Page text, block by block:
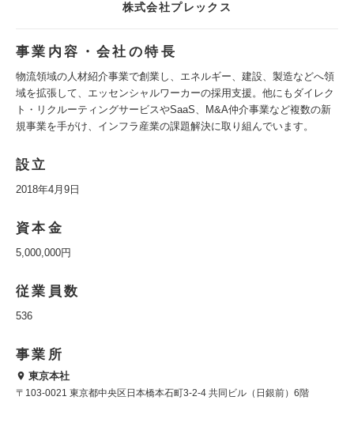
株式会社プレックス
事業内容・会社の特長
物流領域の人材紹介事業で創業し、エネルギー、建設、製造などへ領
域を拡張して、エッセンシャルワーカーの採用支援。他にもダイレク
ト・リクルーティングサービスやSaaS、M&A仲介事業など複数の新
規事業を手がけ、インフラ産業の課題解決に取り組んでいます。
設立
2018年4月9日
資本金
5,000,000円
従業員数
536
事業所
東京本社
〒103-0021 東京都中央区日本橋本石町3-2-4 共同ビル（日銀前）6階